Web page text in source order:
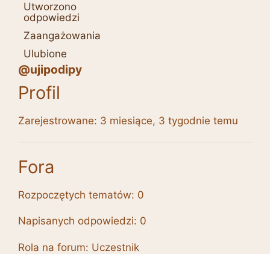
Utworzono
odpowiedzi
Zaangażowania
Ulubione
@ujipodipy
Profil
Zarejestrowane: 3 miesiące, 3 tygodnie temu
Fora
Rozpoczętych tematów: 0
Napisanych odpowiedzi: 0
Rola na forum: Uczestnik